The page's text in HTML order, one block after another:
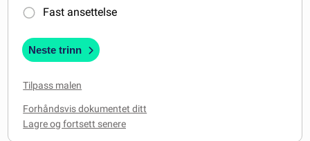
Fast ansettelse
Neste trinn
Tilpass malen
Forhåndsvis dokumentet ditt